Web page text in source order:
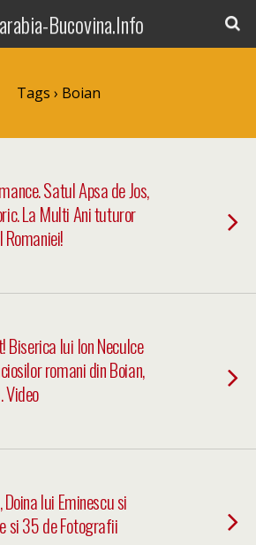
Bucovina.Info
Tags › Boian
Satul Apsa de Jos,
La Multi Ani tuturor
lui Ion Neculce
romani din Boian,
Video
lui Eminescu si
si 35 de Fotografii